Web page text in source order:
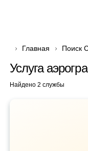
Главная Поиск
Услуга
Найдено 2 службы